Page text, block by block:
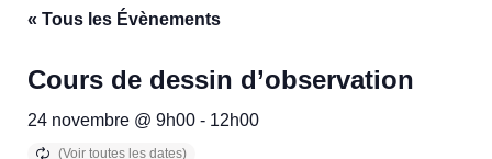
« Tous les Évènements
Cours de dessin d’observation
24 novembre @ 9h00 - 12h00